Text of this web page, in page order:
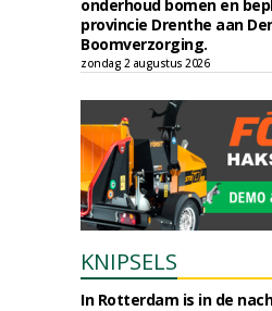
onderhoud bomen en
provincie Drenthe aan
Boomverzorging.
zondag 2 augustus 2026
KNIPSELS
In Rotterdam is in de